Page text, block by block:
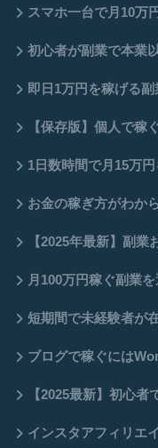
スマホ一台で月10万
初心者が副業で本業
即日1万円を稼げる
【保存版】個人で稼
1日数時間で月15万
お金の稼ぎ方がわか
【2025年最新】副
月100万円稼ぐ副業
短期間で未経験者が
ブログで稼ぐには
【2025最新】初心
インスタアフィリエ